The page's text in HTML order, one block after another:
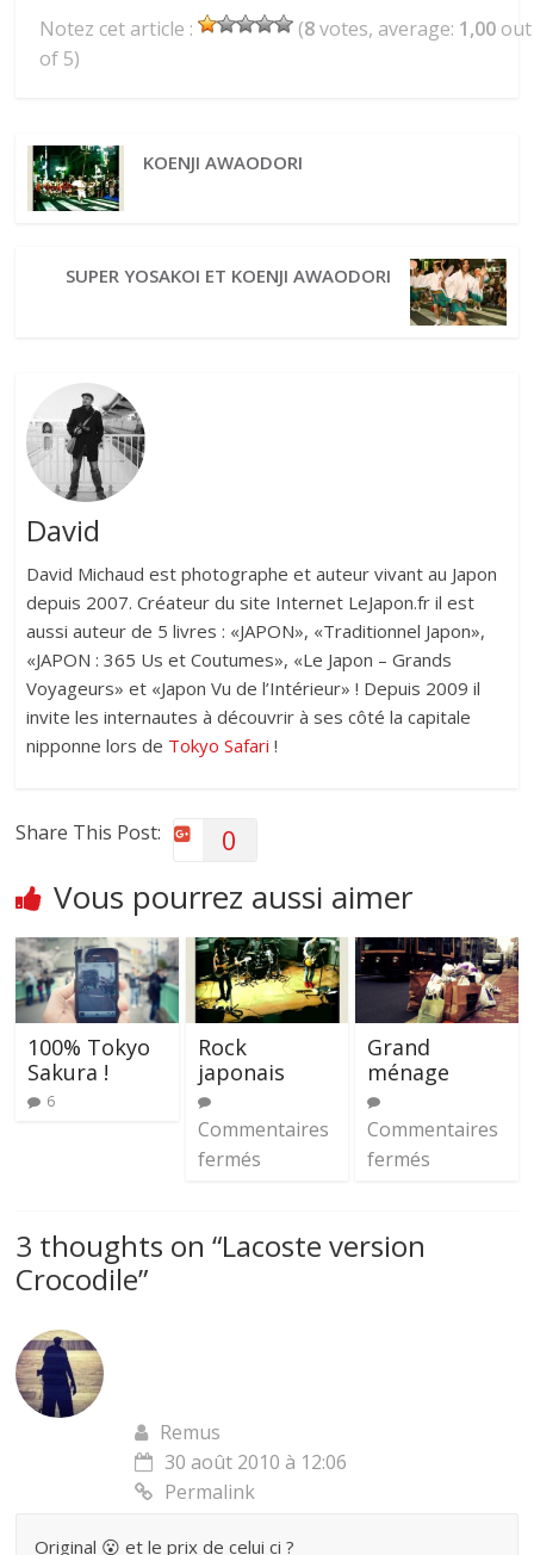
Notez cet article : (8votes, average: 1,00 out
of 5)
KOENJI AWAODORI
SUPER YOSAKOI ET KOENJI AWAODORI
David
David Michaud est photographe et auteur vivant au Japon
depuis 2007. Créateur du site Internet LeJapon.fr il est
aussi auteur de 5 livres : «JAPON», «Traditionnel Japon»,
«JAPON : 365 Us et Coutumes», «Le Japon – Grands
Voyageurs» et «Japon Vu de l’Intérieur» ! Depuis 2009 il
invite les internautes à découvrir à ses côté la capitale
nipponne lors de Tokyo Safari !
Share This Post: 0
Vous pourrez aussi aimer
100% Tokyo
Sakura !
6
Rock
japonais
Commentaires
fermés
Grand
ménage
Commentaires
fermés
3 thoughts on “Lacoste version
Crocodile”
Remus
30 août 2010 à 12:06
Permalink
Original 😮 et le prix de celui ci ?